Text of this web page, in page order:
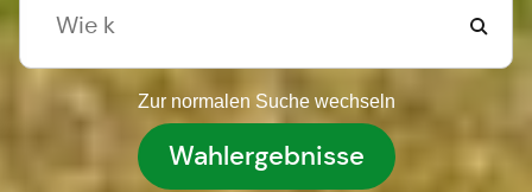
Zur normalen Suche wechseln
Wahlergebnisse